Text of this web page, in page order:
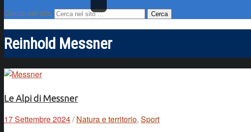
Cerca nel sito
Reinhold Messner
Le Alpi di Messner
17 Settembre 2024/ Natura e territorio, Sport